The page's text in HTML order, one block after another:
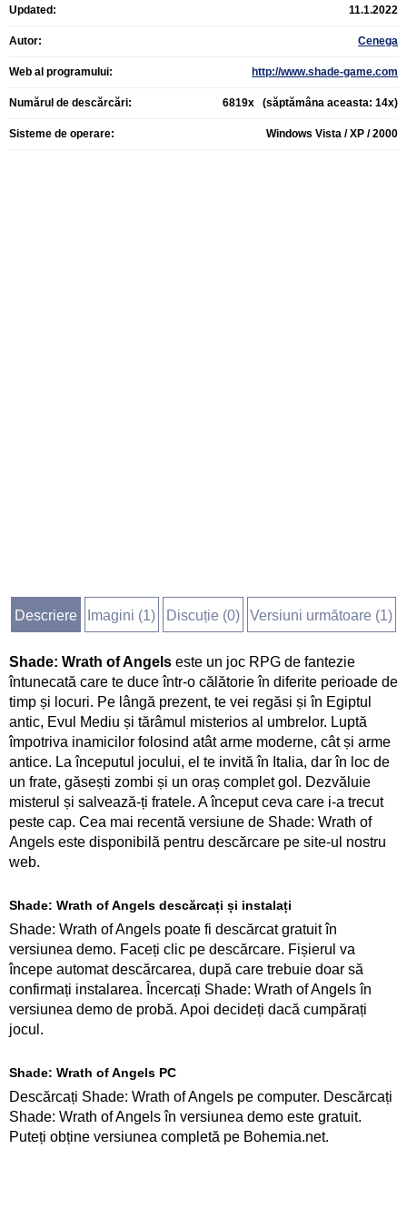
Updated: 11.1.2022
Autor: Cenega
Web al programului: http://www.shade-game.com
Numărul de descărcări: 6819x (săptămâna aceasta: 14x)
Sisteme de operare: Windows Vista / XP / 2000
Descriere Imagini (1) Discuție (0) Versiuni următoare (1)
Shade: Wrath of Angels este un joc RPG de fantezie
întunecată care te duce într-o călătorie în diferite perioade de
timp și locuri. Pe lângă prezent, te vei regăsi și în Egiptul
antic, Evul Mediu și tărâmul misterios al umbrelor. Luptă
împotriva inamicilor folosind atât arme moderne, cât și arme
antice. La începutul jocului, el te invită în Italia, dar în loc de
un frate, găsești zombi și un oraș complet gol. Dezvăluie
misterul și salvează-ți fratele. A început ceva care i-a trecut
peste cap. Cea mai recentă versiune de Shade: Wrath of
Angels este disponibilă pentru descărcare pe site-ul nostru
web.
Shade: Wrath of Angels descărcați și instalați
Shade: Wrath of Angels poate fi descărcat gratuit în
versiunea demo. Faceți clic pe descărcare. Fișierul va
începe automat descărcarea, după care trebuie doar să
confirmați instalarea. Încercați Shade: Wrath of Angels în
versiunea demo de probă. Apoi decideți dacă cumpărați
jocul.
Shade: Wrath of Angels PC
Descărcați Shade: Wrath of Angels pe computer. Descărcați
Shade: Wrath of Angels în versiunea demo este gratuit.
Puteți obține versiunea completă pe Bohemia.net.